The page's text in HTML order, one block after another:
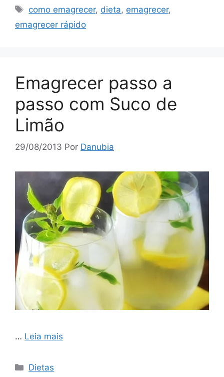
Tags
como emagrecer, dieta, emagrecer,
emagrecer rápido
Emagrecer passo a
passo com Suco de
Limão
29/08/2013 Por Danubia
… Leia mais
Categorias
Dietas